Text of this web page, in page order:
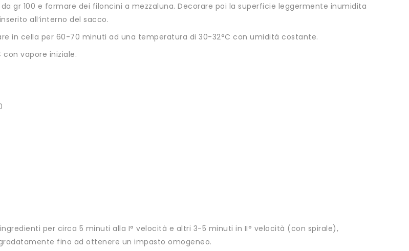
da gr 100 e formare dei filoncini a mezzaluna. Decorare poi la superficie leggermente inumidita
all’interno del sacco.
in cella per 60-70 minuti ad una temperatura di 30-32°C con umidità costante.
con vapore iniziale.
per circa 5 minuti alla I° velocità e altri 3-5 minuti in II° velocità (con spirale),
fino ad ottenere un impasto omogeneo.